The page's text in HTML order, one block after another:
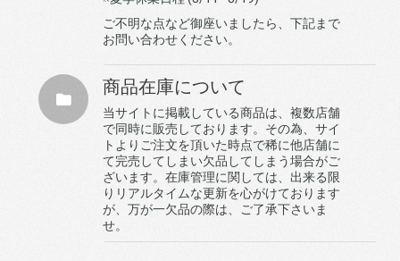
ご不明な点など御座いましたら、下記まで
お問い合わせください。
商品在庫について
当サイトに掲載している商品は、複数店舗
で同時に販売しております。その為、サイ
トよりご注文を頂いた時点で稀に他店舗に
て完売してしまい欠品してしまう場合がご
ざいます。在庫管理に関しては、出来る限
りリアルタイムな更新を心がけております
が、万が一欠品の際は、ご了承下さいま
せ。